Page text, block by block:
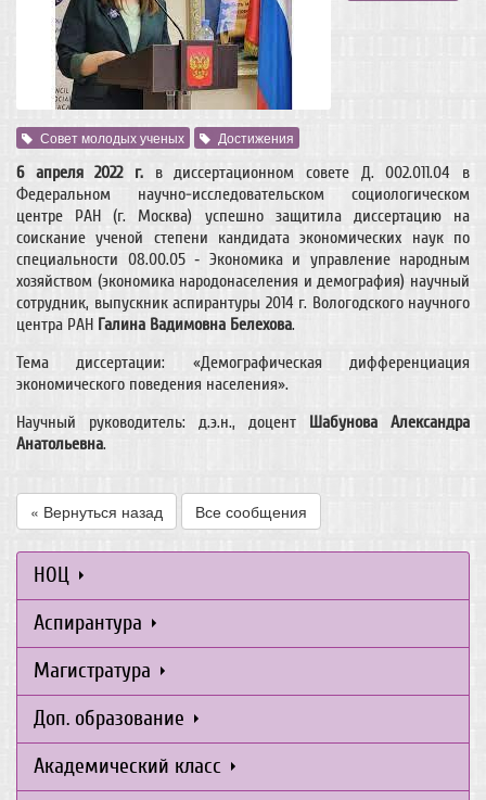
Совет молодых ученых Достижения
6 апреля 2022 г. в диссертационном совете Д. 002.011.04 в
Федеральном научно-исследовательском социологическом
центре РАН (г. Москва) успешно защитила диссертацию на
соискание ученой степени кандидата экономических наук по
специальности 08.00.05 ‑ Экономика и управление народным
хозяйством (экономика народонаселения и демография) научный
сотрудник, выпускник аспирантуры 2014 г. Вологодского научного
центра РАН Галина Вадимовна Белехова.
Тема диссертации: «Демографическая дифференциация
экономического поведения населения».
Научный руководитель: д.э.н., доцент
Шабунова Александра
Анатольевна.
« Вернуться назад Все сообщения
НОЦ
Аспирантура
Магистратура
Доп. образование
Академический класс